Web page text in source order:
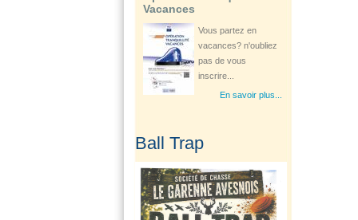
Vous partez en
pas de vous
inscrire...
consultation
gynécologique à...
Le Département Le
Pas-de-Calais à
travers son Centre
Ball Trap